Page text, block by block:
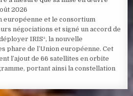
2026
européenne et le consortium
négociations et signé un accord de
IRIS², la nouvelle
phare de l’Union européenne. Cet
l’ajout de 66 satellites en orbite
portant ainsi la constellation